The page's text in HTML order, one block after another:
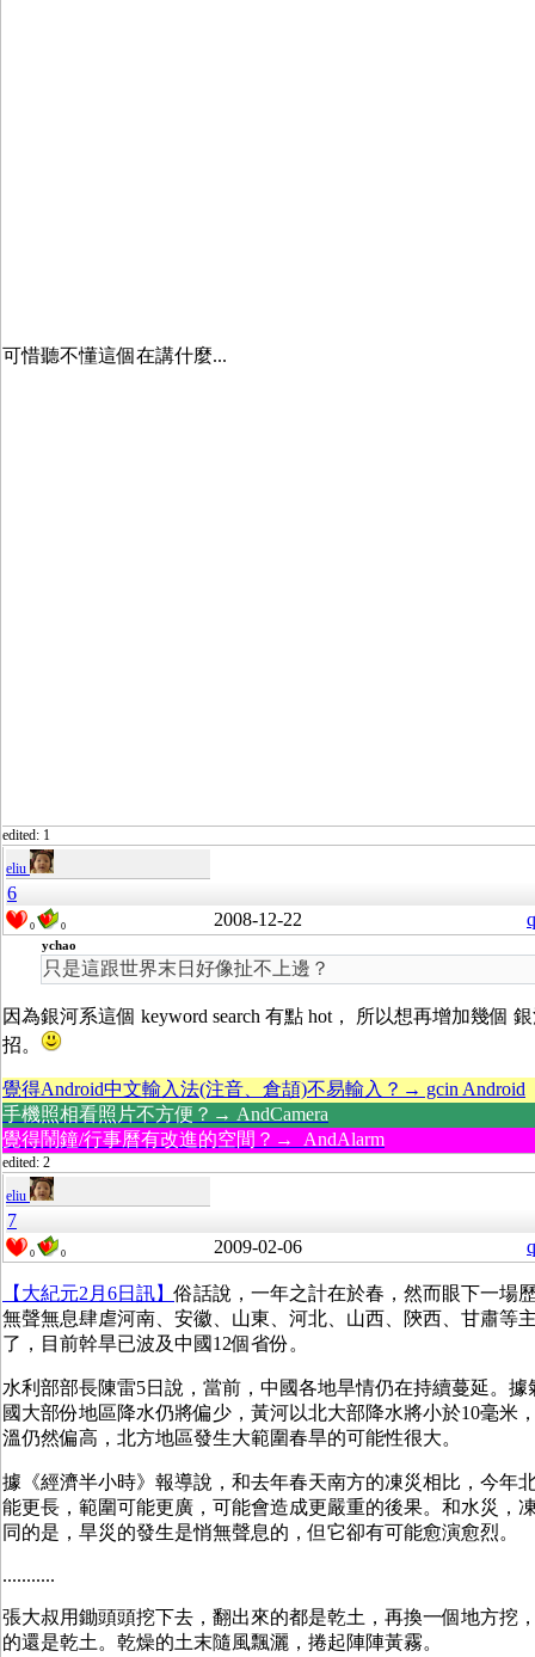
可惜聽不懂這個在講什麼...
edited: 1
eliu
6
0 0 2008-12-22
ychao
只是這跟世界末日好像扯不上邊？
因為銀河系這個 keyword search 有點 hot， 所以想再增加幾個
招。
覺得Android中文輸入法(注音、倉頡)不易輸入？→ gcin Android
手機照相看照片不方便？→ AndCamera
覺得鬧鐘/行事曆有改進的空間？→ AndAlarm
edited: 2
eliu
7
0 0 2009-02-06
【大紀元2月6日訊】俗話說，一年之計在於春，然而眼下一場
無聲無息肆虐河南、安徽、山東、河北、山西、陝西、甘肅等
了，目前幹旱已波及中國12個省份。
水利部部長陳雷5日說，當前，中國各地旱情仍在持續蔓延。
國大部份地區降水仍將偏少，黃河以北大部降水將小於10毫米
溫仍然偏高，北方地區發生大範圍春旱的可能性很大。
據《經濟半小時》報導說，和去年春天南方的凍災相比，今年
能更長，範圍可能更廣，可能會造成更嚴重的後果。和水災，
同的是，旱災的發生是悄無聲息的，但它卻有可能愈演愈烈。
...........
張大叔用鋤頭頭挖下去，翻出來的都是乾土，再換一個地方挖
的還是乾土。乾燥的土末隨風飄灑，捲起陣陣黃霧。